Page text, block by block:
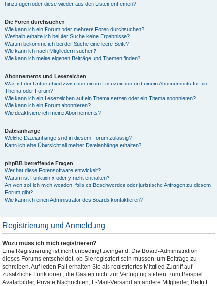
hinzufügen oder diese wieder aus den Listen entfernen?
Die Foren durchsuchen
Wie kann ich ein Forum oder mehrere Foren durchsuchen?
Weshalb erhalte ich bei der Suche keine Ergebnisse?
Warum bekomme ich bei der Suche eine leere Seite?
Wie kann ich nach Mitgliedern suchen?
Wie kann ich meine eigenen Beiträge und Themen finden?
Abonnements und Lesezeichen
Was ist der Unterschied zwischen einem Lesezeichen und einem Abonnements für ein
Thema oder Forum?
Wie kann ich ein Lesezeichen auf ein Thema setzen oder ein Thema abonnieren?
Wie kann ich ein Forum abonnieren?
Wie deaktiviere ich meine Abonnements?
Dateianhänge
Welche Dateianhänge sind in diesem Forum zulässig?
Kann ich eine Übersicht all meiner Dateianhänge erhalten?
phpBB betreffende Fragen
Wer hat diese Forensoftware entwickelt?
Warum ist Funktion x oder y nicht enthalten?
An wen soll ich mich wenden, falls es Beschwerden oder juristische Anfragen zu diesem
Forum gibt?
Wie kann ich einen Administrator des Boards kontaktieren?
Registrierung und Anmeldung
Wozu muss ich mich registrieren?
Eine Registrierung ist nicht unbedingt zwingend. Die Board-Administration
dieses Forums entscheidet, ob Sie registriert sein müssen, um Beiträge zu
schreiben. Auf jeden Fall erhalten Sie als registriertes Mitglied Zugriff auf
zusätzliche Funktionen, die Gästen nicht zur Verfügung stehen: zum Beispiel
Avatarbilder, Private Nachrichten, E-Mail-Versand an andere Mitglieder, Beitritt